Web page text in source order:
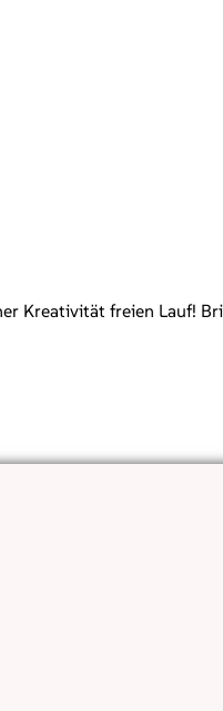
Kreativität freien Lauf!